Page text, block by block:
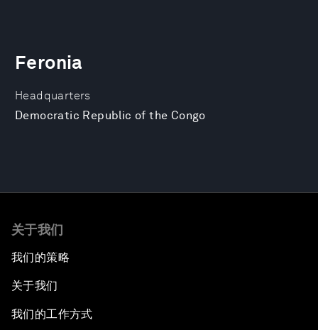
Headquarters
Democratic Republic of the Congo
Feronia
关于我们
我们的策略
关于我们
我们的工作方式